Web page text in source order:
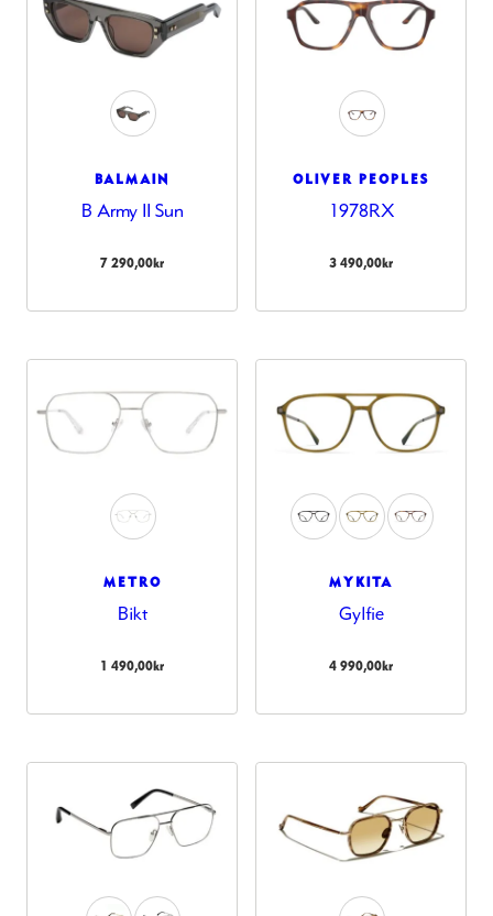
BALMAIN
B Army II Sun
7 290,00kr
OLIVER PEOPLES
1978RX
3 490,00kr
METRO
Bikt
1 490,00kr
MYKITA
Gylfie
4 990,00kr